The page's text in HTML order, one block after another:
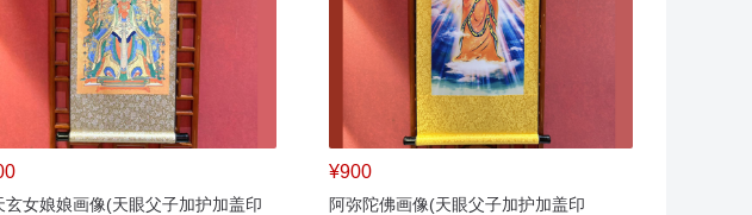
玄女娘娘画像(天眼父子加护加盖印
¥900
阿弥陀佛画像(天眼父子加护加盖印